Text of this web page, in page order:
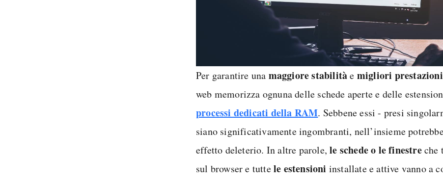
Per garantire una maggiore stabilitàe migliori prestazioni
web memorizza ognuna delle schede aperte e delle
processi dedicati della RAM. Sebbene essi - presi
siano significativamente ingombranti, nell’insieme
effetto deleterio. In altre parole,le schede o le finestreche
sul browser e tuttele estensioni installate e attive vanno a